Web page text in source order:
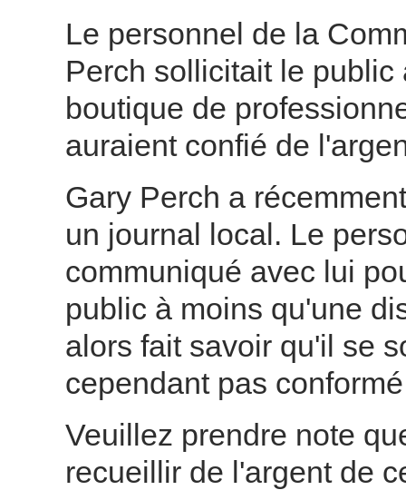
Le personnel de la
Perch sollicitait le
boutique de
auraient confié de
Gary Perch a
un journal local. Le
communiqué avec lui
public à moins qu'une
alors fait savoir qu'il se
cependant pas
Veuillez prendre note
recueillir de l'argent de